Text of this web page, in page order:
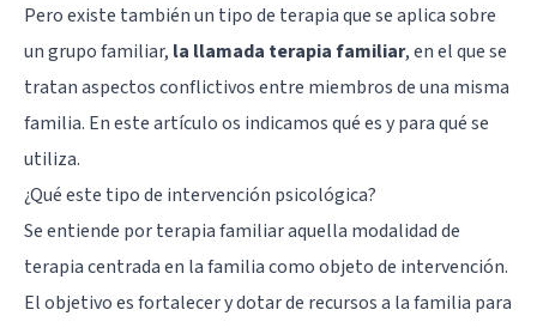
Pero existe también un tipo de terapia que se aplica sobre
un grupo familiar, la llamada terapia familiar, en el que se
tratan aspectos conflictivos entre miembros de una misma
familia. En este artículo os indicamos qué es y para qué se
utiliza.
¿Qué este tipo de intervención psicológica?
Se entiende por terapia familiar aquella modalidad de
terapia centrada en la familia como objeto de intervención.
El objetivo es fortalecer y dotar de recursos a la familia para